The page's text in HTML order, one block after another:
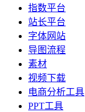
指数平台
站长平台
字体网站
导图流程
素材
视频下载
电商分析工具
PPT工具